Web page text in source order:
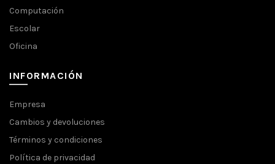
Computación
Escolar
Oficina
INFORMACIÓN
Empresa
Cambios y devoluciones
Términos y condiciones
Política de privacidad